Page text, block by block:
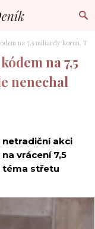
na 7,5 miliardy korun.
na 7,5
nenechal
akci
vrácení 7,5
téma střetu